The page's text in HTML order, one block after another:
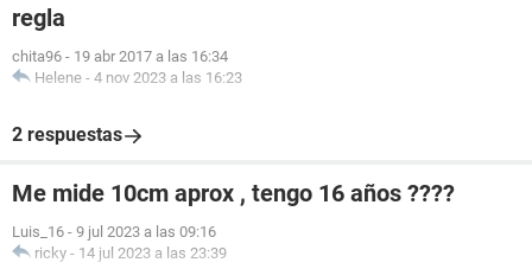
regla
chita96 - 19 abr 2017 a las 16:34
Helene - 4 nov 2023 a las 16:23
2 respuestas
Me mide 10cm aprox , tengo 16 años ????
Luis_16 - 9 jul 2023 a las 09:16
ricky - 14 jul 2023 a las 23:39